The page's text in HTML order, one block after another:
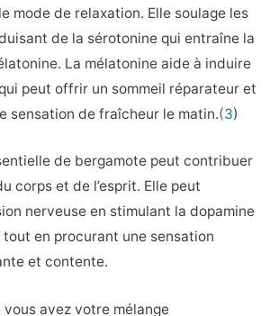
mode de relaxation. Elle soulage les
de la sérotonine qui entraîne la
La mélatonine aide à induire
peut offrir un sommeil réparateur et
sensation de fraîcheur le matin.(3)
de bergamote peut contribuer
corps et de l’esprit. Elle peut
nerveuse en stimulant la dopamine
en procurant une sensation
et contente.
avez votre mélange